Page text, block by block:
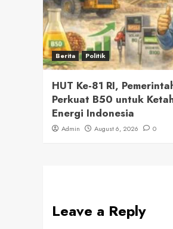
Berita Politik
HUT Ke-81 RI,
Perkuat B50 untuk
Energi Indonesia
Admin August 6, 2026 0
Leave a Reply